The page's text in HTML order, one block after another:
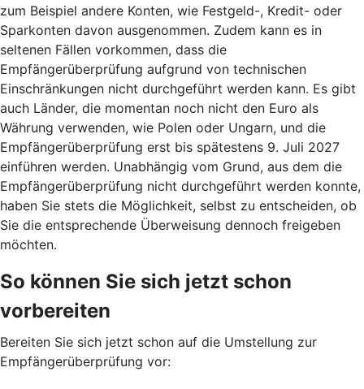
zum Beispiel andere Konten, wie Festgeld-, Kredit- oder
Sparkonten davon ausgenommen. Zudem kann es in
seltenen Fällen vorkommen, dass die
Empfängerüberprüfung aufgrund von technischen
Einschränkungen nicht durchgeführt werden kann. Es gibt
auch Länder, die momentan noch nicht den Euro als
Währung verwenden, wie Polen oder Ungarn, und die
Empfängerüberprüfung erst bis spätestens 9. Juli 2027
einführen werden. Unabhängig vom Grund, aus dem die
Empfängerüberprüfung nicht durchgeführt werden konnte,
haben Sie stets die Möglichkeit, selbst zu entscheiden, ob
Sie die entsprechende Überweisung dennoch freigeben
möchten.
So können Sie sich jetzt schon
vorbereiten
Bereiten Sie sich jetzt schon auf die Umstellung zur
Empfängerüberprüfung vor: